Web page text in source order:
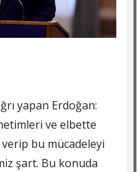
yapan Erdoğan:
ve elbette
bu mücadeleyi
şart. Bu konuda